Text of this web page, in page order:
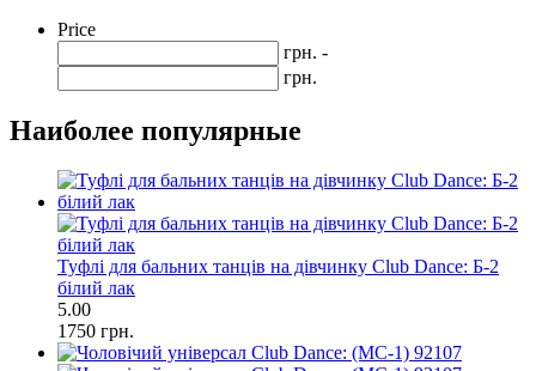
Price
грн. -
грн.
Наиболее популярные
Туфлі для бальних танців на дівчинку Club Dance: Б-2
білий лак
5.00
1750 грн.